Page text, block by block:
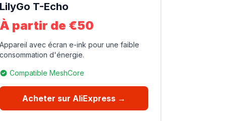
LilyGo T-Echo
À partir de €50
Appareil avec écran e-ink pour une faible
consommation d'énergie.
Compatible MeshCore
Acheter sur AliExpress →